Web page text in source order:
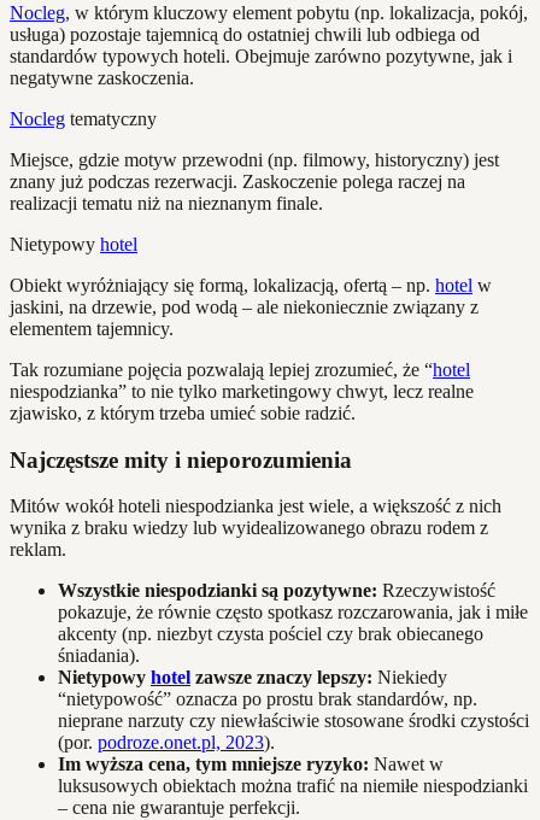
Nocleg, w którym kluczowy element pobytu (np. lokalizacja, pokój,
usługa) pozostaje tajemnicą do ostatniej chwili lub odbiega od
standardów typowych hoteli. Obejmuje zarówno pozytywne, jak i
negatywne zaskoczenia.
Nocleg tematyczny
Miejsce, gdzie motyw przewodni (np. filmowy, historyczny) jest
znany już podczas rezerwacji. Zaskoczenie polega raczej na
realizacji tematu niż na nieznanym finale.
Nietypowy hotel
Obiekt wyróżniający się formą, lokalizacją, ofertą – np. hotel w
jaskini, na drzewie, pod wodą – ale niekoniecznie związany z
elementem tajemnicy.
Tak rozumiane pojęcia pozwalają lepiej zrozumieć, że “hotel
niespodzianka” to nie tylko marketingowy chwyt, lecz realne
zjawisko, z którym trzeba umieć sobie radzić.
Najczęstsze mity i nieporozumienia
Mitów wokół hoteli niespodzianka jest wiele, a większość z nich
wynika z braku wiedzy lub wyidealizowanego obrazu rodem z
reklam.
Wszystkie niespodzianki są pozytywne: Rzeczywistość
pokazuje, że równie często spotkasz rozczarowania, jak i miłe
akcenty (np. niezbyt czysta pościel czy brak obiecanego
śniadania).
Nietypowy hotel zawsze znaczy lepszy: Niekiedy
“nietypowość” oznacza po prostu brak standardów, np.
nieprane narzuty czy niewłaściwie stosowane środki czystości
(por. podroze.onet.pl, 2023).
Im wyższa cena, tym mniejsze ryzyko: Nawet w
luksusowych obiektach można trafić na niemiłe niespodzianki
– cena nie gwarantuje perfekcji.